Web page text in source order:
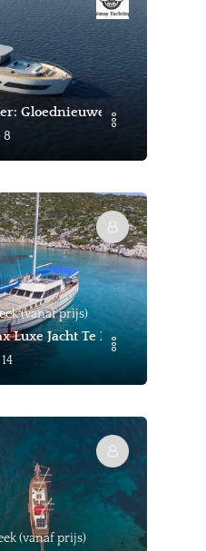
Gloednieuwe 2024 Yacht
8
(vanaf prijs)
Luxe Jacht Te Huur
14
(vanaf prijs)